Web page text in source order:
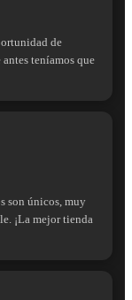
de
teníamos que
son únicos, muy
¡La mejor tienda